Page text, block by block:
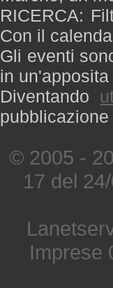
RICERCA:
Con il
Gli eventi
in
Diventando
© 2005 -
17 del
Imprese